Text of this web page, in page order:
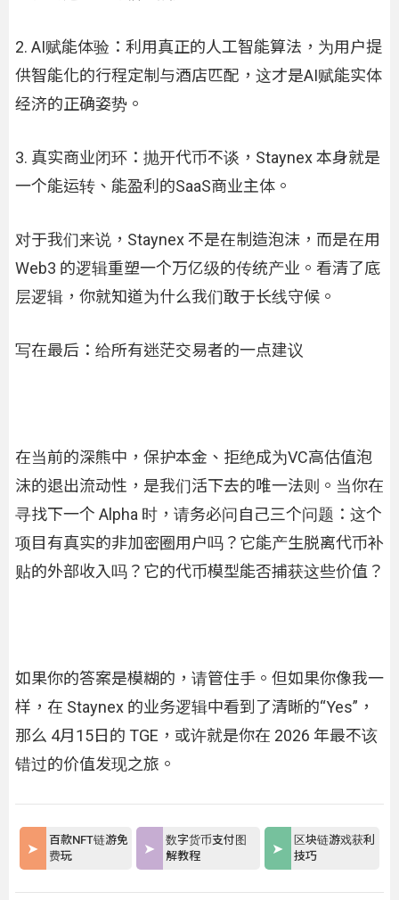
2. AI赋能体验：利用真正的人工智能算法，为用户提
供智能化的行程定制与酒店匹配，这才是AI赋能实体
经济的正确姿势。
3. 真实商业闭环：抛开代币不谈，Staynex 本身就是
一个能运转、能盈利的SaaS商业主体。
对于我们来说，Staynex 不是在制造泡沫，而是在用
Web3 的逻辑重塑一个万亿级的传统产业。看清了底
层逻辑，你就知道为什么我们敢于长线守候。
写在最后：给所有迷茫交易者的一点建议
在当前的深熊中，保护本金、拒绝成为VC高估值泡
沫的退出流动性，是我们活下去的唯一法则。当你在
寻找下一个 Alpha 时，请务必问自己三个问题：这个
项目有真实的非加密圈用户吗？它能产生脱离代币补
贴的外部收入吗？它的代币模型能否捕获这些价值？
如果你的答案是模糊的，请管住手。但如果你像我一
样，在 Staynex 的业务逻辑中看到了清晰的“Yes”，
那么 4月15日的 TGE，或许就是你在 2026 年最不该
错过的价值发现之旅。
百款NFT链游免
费玩
数字货币支付图
解教程
区块链游戏获利
技巧